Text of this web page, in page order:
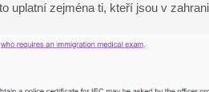
uplatní zejména ti, kteří jsou v